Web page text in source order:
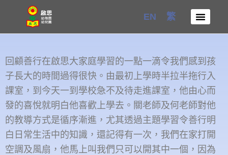
content
EN 繁
回顧善行在啟思大家庭學習的一點一滴令我們感到孩
子長大的時間過得很快。由最初上學時半拉半拖行入
課室，到今天一到學校急不及待走進課室，他由心而
發的喜悅就明白他喜歡上學去。關老師及何老師對他
的教導方式是循序漸進，尤其透過主題學習令善行明
白日常生活中的知識，還記得有一次，我們在家打開
空調及風扇，他馬上叫我們只可以開其中一個，因為